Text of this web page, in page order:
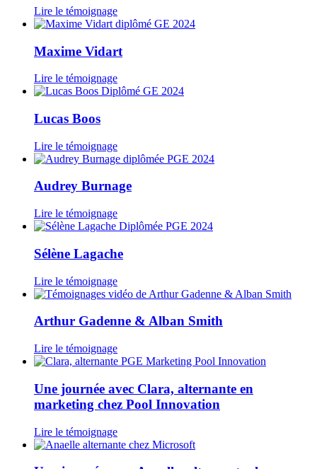
Lire le témoignage
Maxime Vidart
Lire le témoignage
Lucas Boos
Lire le témoignage
Audrey Burnage
Lire le témoignage
Sélène Lagache
Lire le témoignage
Arthur Gadenne & Alban Smith
Lire le témoignage
Une journée avec Clara, alternante en
marketing chez Pool Innovation
Lire le témoignage